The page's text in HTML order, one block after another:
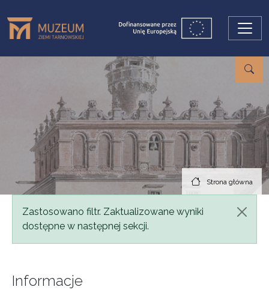
Strona główna
Komunikat
Zastosowano filtr. Zaktualizowane wyniki
dostępne w następnej sekcji.
Informacje